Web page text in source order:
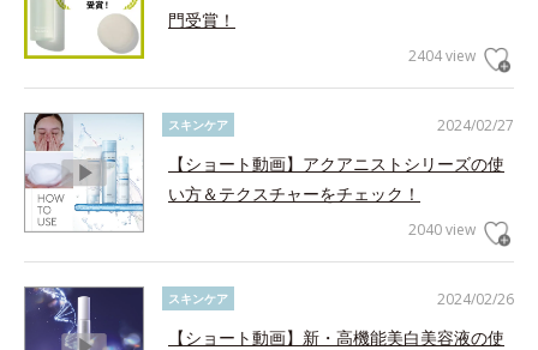
門受賞！
2404 view
2024/02/27
スキンケア
【ショート動画】アクアニストシリーズの使
い方＆テクスチャーをチェック！
2040 view
2024/02/26
スキンケア
【ショート動画】新・高機能美白美容液の使